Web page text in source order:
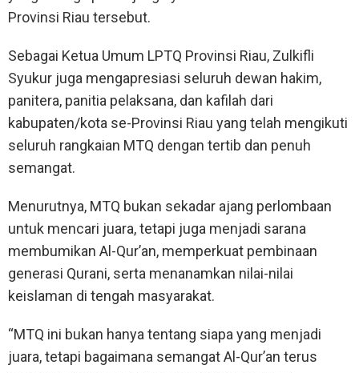
Provinsi Riau tersebut.
Sebagai Ketua Umum LPTQ Provinsi Riau, Zulkifli
Syukur juga mengapresiasi seluruh dewan hakim,
panitera, panitia pelaksana, dan kafilah dari
kabupaten/kota se-Provinsi Riau yang telah mengikuti
seluruh rangkaian MTQ dengan tertib dan penuh
semangat.
Menurutnya, MTQ bukan sekadar ajang perlombaan
untuk mencari juara, tetapi juga menjadi sarana
membumikan Al-Qur’an, memperkuat pembinaan
generasi Qurani, serta menanamkan nilai-nilai
keislaman di tengah masyarakat.
“MTQ ini bukan hanya tentang siapa yang menjadi
juara, tetapi bagaimana semangat Al-Qur’an terus